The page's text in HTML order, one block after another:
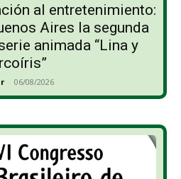
al entretenimiento:
Aires la segunda
animada “Lina y
- 06/08/2026